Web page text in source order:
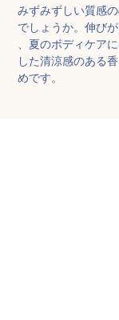
みずみずしい質感
でしょうか。伸び
、夏のボディケア
した清涼感のある
めです。